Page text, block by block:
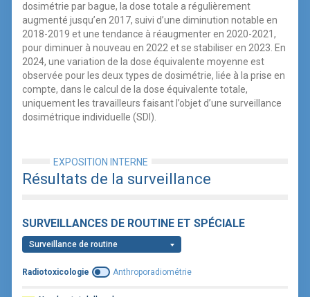
dosimétrie par bague, la dose totale a régulièrement
augmenté jusqu’en 2017, suivi d’une diminution notable en
2018-2019 et une tendance à réaugmenter en 2020-2021,
pour diminuer à nouveau en 2022 et se stabiliser en 2023. En
2024, une variation de la dose équivalente moyenne est
observée pour les deux types de dosimétrie, liée à la prise en
compte, dans le calcul de la dose équivalente totale,
uniquement les travailleurs faisant l’objet d’une surveillance
dosimétrique individuelle (SDI).
EXPOSITION INTERNE
Résultats de la surveillance
SURVEILLANCES DE ROUTINE ET SPÉCIALE
Surveillance de routine
Radiotoxicologie Anthroporadiométrie